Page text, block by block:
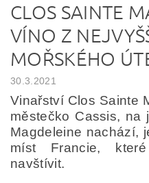
CLOS SAINTE
VÍNO Z
MOŘSKÉHO
30.3.2021
Vinařství Clos Sainte
městečko Cassis, na
Magdeleine nachází,
míst Francie,
navštívit.